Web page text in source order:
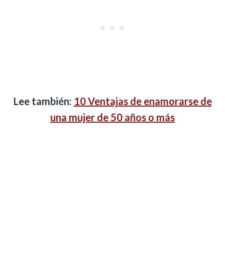
Lee también: 10 Ventajas de enamorarse de
una mujer de 50 años o más